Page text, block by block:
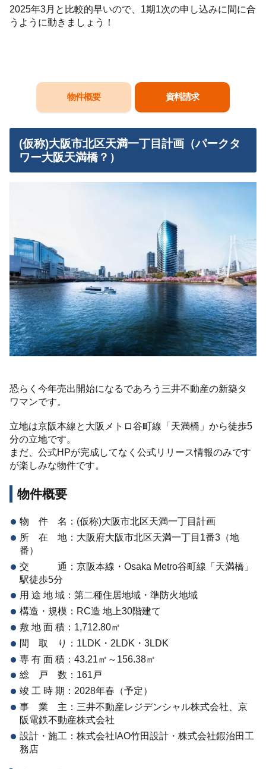
2025年3月と比較的早いので、1期1次の申し込みに間に合
うように動きましょう！
物件概要 資料請求
(仮称)大阪市北区天満一丁目計画（パークタ
ワー大阪天満橋？）
恐らく今年売出開始になるであろう三井不動産の新築タ
ワマンです。
立地は京阪本線と大阪メトロ谷町線「天満橋」から徒歩5
分の立地です。
まだ、公式HPが完成してなく公式リリース情報のみです
が楽しみな物件です。
物件概要
物 件 名：(仮称)大阪市北区天満一丁目計画
所 在 地：大阪府大阪市北区天満一丁目1番3（地
番）
交 通：京阪本線・Osaka Metro谷町線「天満橋」
駅徒歩5分
用 途 地 域：第二種住居地域・準防火地域
構造・規模：RC造 地上30階建て
敷 地 面 積：1,712.80㎡
間 取 り：1LDK・2LDK・3LDK
専 有 面 積：43.21㎡～156.38㎡
総 戸 数：161戸
竣 工 時 期：2028年春（予定）
事 業 主：三井不動産レジデンシャル株式会社、京
阪電鉄不動産株式会社
設計・施工：株式会社IAO竹田設計・株式会社鍜治田工
務店